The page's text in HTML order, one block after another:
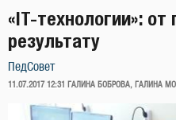
«IT-технологии»:
результату
ПедСовет
ОПУБЛИКОВАНО
11.07.2017 12:31 ГАЛИНА БОБРОВА, ГАЛИНА